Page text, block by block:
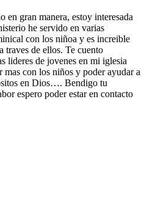
en gran manera, estoy interesada
he servido en varias
con los niñoa y es increible
traves de ellos. Te cuento
lideres de jovenes en mi iglesia
mas con los niños y poder ayudar a
en Dios…. Bendigo tu
espero poder estar en contacto